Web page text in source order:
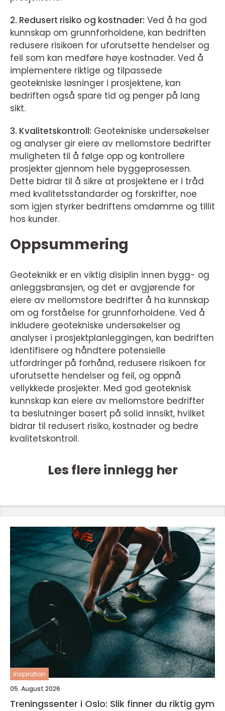
2. Redusert risiko og kostnader: Ved å ha god
kunnskap om grunnforholdene, kan bedriften
redusere risikoen for uforutsette hendelser og
feil som kan medføre høye kostnader. Ved å
implementere riktige og tilpassede
geotekniske løsninger i prosjektene, kan
bedriften også spare tid og penger på lang
sikt.
3. Kvalitetskontroll: Geotekniske undersøkelser
og analyser gir eiere av mellomstore bedrifter
muligheten til å følge opp og kontrollere
prosjekter gjennom hele byggeprosessen.
Dette bidrar til å sikre at prosjektene er i tråd
med kvalitetsstandarder og forskrifter, noe
som igjen styrker bedriftens omdømme og tillit
hos kunder.
Oppsummering
Geoteknikk er en viktig disiplin innen bygg- og
anleggsbransjen, og det er avgjørende for
eiere av mellomstore bedrifter å ha kunnskap
om og forståelse for grunnforholdene. Ved å
inkludere geotekniske undersøkelser og
analyser i prosjektplanleggingen, kan bedriften
identifisere og håndtere potensielle
utfordringer på forhånd, redusere risikoen for
uforutsette hendelser og feil, og oppnå
vellykkede prosjekter. Med god geoteknisk
kunnskap kan eiere av mellomstore bedrifter
ta beslutninger basert på solid innsikt, hvilket
bidrar til redusert risiko, kostnader og bedre
kvalitetskontroll.
Les flere innlegg her
inspiration
05. August 2026
Treningssenter i Oslo: Slik finner du riktig gym